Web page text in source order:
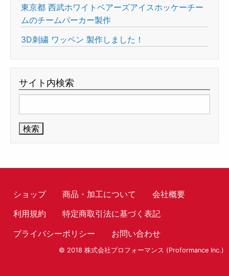
東京都 西武ホワイトベアーズアイスホッケーチー
ムのチームパーカー製作
3D刺繍 ワッペン 製作しました！
サイト内検索
索:
ショップ 商品・加工について
会社概要
利用規約
特定商取引法に基づく表記
プライバシーポリシー
お問い合わせ
© 2018 株式会社プロフォーマンス (Proformance Inc.)